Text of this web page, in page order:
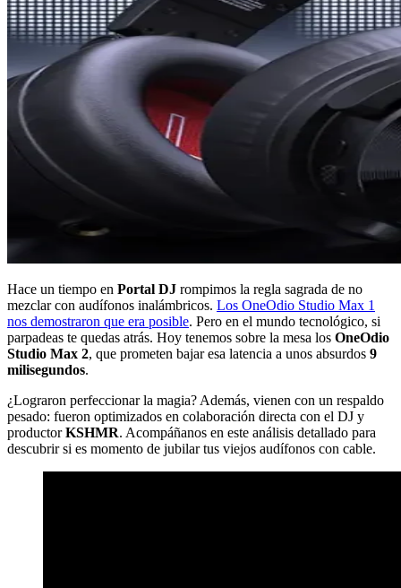
Hace un tiempo en Portal DJ rompimos la regla sagrada de no
mezclar con audífonos inalámbricos. Los OneOdio Studio Max 1
nos demostraron que era posible. Pero en el mundo tecnológico, si
parpadeas te quedas atrás. Hoy tenemos sobre la mesa los OneOdio
Studio Max 2, que prometen bajar esa latencia a unos absurdos 9
milisegundos.
¿Lograron perfeccionar la magia? Además, vienen con un respaldo
pesado: fueron optimizados en colaboración directa con el DJ y
productorKSHMR. Acompáñanos en este análisis detallado para
descubrir si es momento de jubilar tus viejos audífonos con cable.